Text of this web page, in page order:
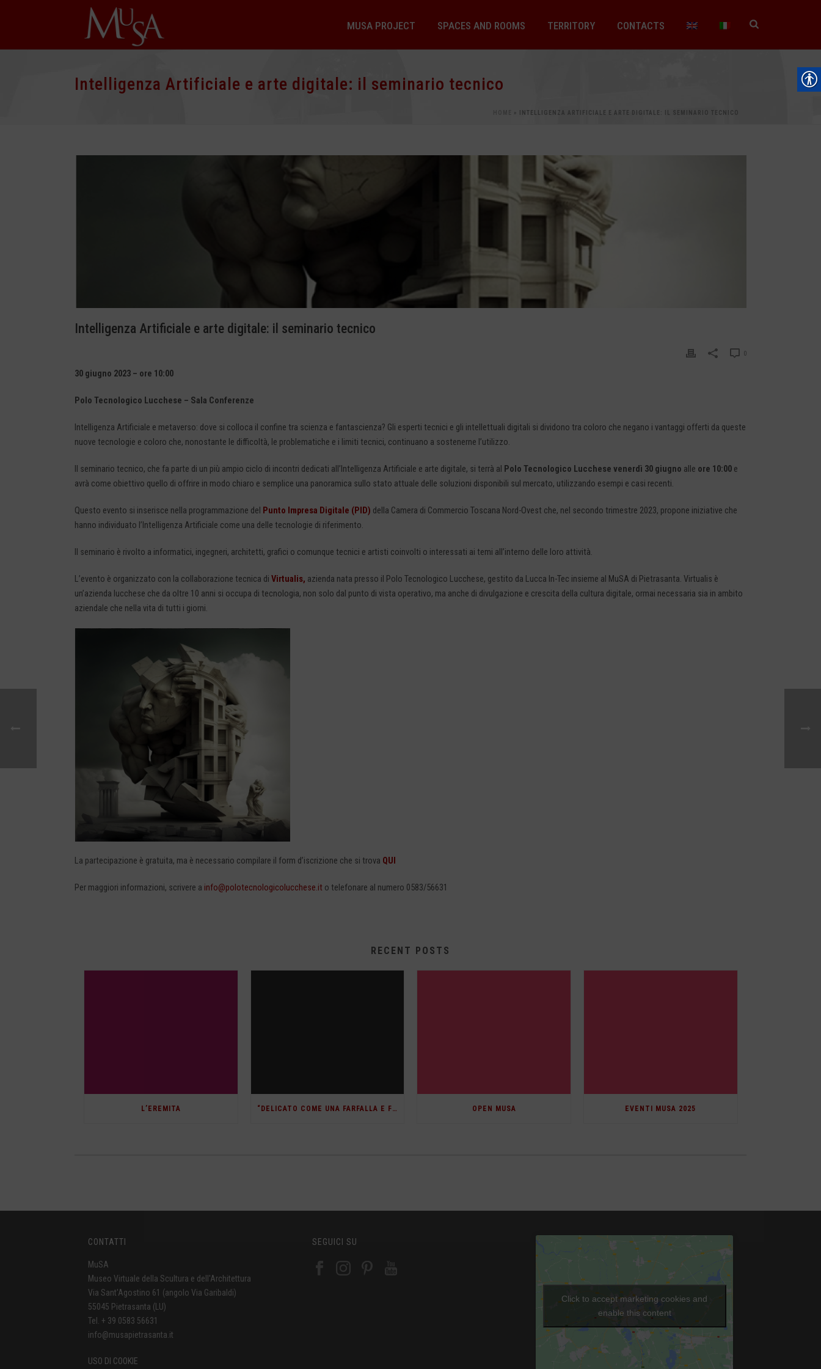
MUSA PROJECT SPACES AND ROOMS TERRITORY CONTACTS
Intelligenza Artificiale e arte digitale: il seminario tecnico
» INTELLIGENZA ARTIFICIALE E ARTE DIGITALE: IL SEMINARIO TECNICO
Intelligenza Artificiale e arte digitale: il seminario tecnico
0
30 giugno 2023 – ore 10:00
Polo Tecnologico Lucchese – Sala Conferenze
Intelligenza Artificiale e metaverso: dove si colloca il confine tra scienza e fantascienza? Gli esperti tecnici e gli intellettuali digitali si dividono tra coloro che negano i vantaggi offerti da queste
nuove tecnologie e coloro che, nonostante le difficoltà, le problematiche e i limiti tecnici, continuano a sostenerne l’utilizzo.
Il seminario tecnico, che fa parte di un più ampio ciclo di incontri dedicati all’Intelligenza Artificiale e arte digitale, si terrà al Polo Tecnologico Lucchese venerdì 30 giugno alle ore 10:00 e
avrà come obiettivo quello di offrire in modo chiaro e semplice una panoramica sullo stato attuale delle soluzioni disponibili sul mercato, utilizzando esempi e casi recenti.
Questo evento si inserisce nella programmazione del Punto Impresa Digitale (PID) della Camera di Commercio Toscana Nord-Ovest che, nel secondo trimestre 2023, propone iniziative che
hanno individuato l’Intelligenza Artificiale come una delle tecnologie di riferimento.
Il seminario è rivolto a informatici, ingegneri, architetti, grafici o comunque tecnici e artisti coinvolti o interessati ai temi all’interno delle loro attività.
L’evento è organizzato con la collaborazione tecnica di Virtualis, azienda nata presso il Polo Tecnologico Lucchese, gestito da Lucca In-Tec insieme al MuSA di Pietrasanta. Virtualis è
un’azienda lucchese che da oltre 10 anni si occupa di tecnologia, non solo dal punto di vista operativo, ma anche di divulgazione e crescita della cultura digitale, ormai necessaria sia in ambito
aziendale che nella vita di tutti i giorni.
La partecipazione è gratuita, ma è necessario compilare il form d’iscrizione che si trova QUI
Per maggiori informazioni, scrivere a info@polotecnologicolucchese.it o telefonare al numero 0583/56631
RECENT POSTS
L’EREMITA “DELICATO COME UNA FARFALLA E FIERO COME UN’AQUILA” OPEN MUSA EVENTI MUSA 2025
CONTATTI
MuSA
Museo Virtuale della Scultura e dell'Architettura
Via Sant'Agostino 61 (angolo Via Garibaldi)
55045 Pietrasanta (LU)
Tel. + 39 0583 56631
info@musapietrasanta.it
USO DI COOKIE
SEGUICI SU
Click to accept marketing cookies and
enable this content